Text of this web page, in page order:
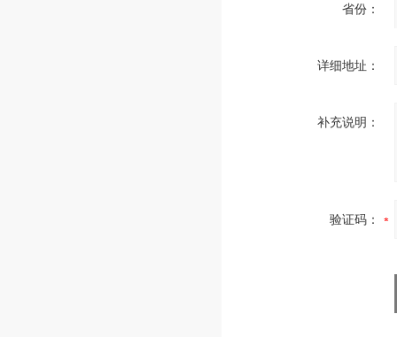
省份：
详细地址：
补充说明：
验证码：